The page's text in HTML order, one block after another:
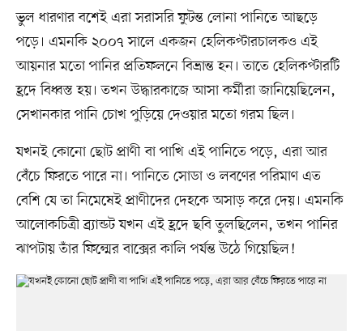
ভুল ধারণার বশেই এরা সরাসরি ফুটন্ত লোনা পানিতে আছড়ে
পড়ে। এমনকি ২০০৭ সালে একজন হেলিকপ্টারচালকও এই
আয়নার মতো পানির প্রতিফলনে বিভ্রান্ত হন। তাতে হেলিকপ্টারটি
হ্রদে বিধ্বস্ত হয়। তখন উদ্ধারকাজে আসা কর্মীরা জানিয়েছিলেন,
সেখানকার পানি চোখ পুড়িয়ে দেওয়ার মতো গরম ছিল।
যখনই কোনো ছোট প্রাণী বা পাখি এই পানিতে পড়ে, এরা আর
বেঁচে ফিরতে পারে না। পানিতে সোডা ও লবণের পরিমাণ এত
বেশি যে তা নিমেষেই প্রাণীদের দেহকে অসাড় করে দেয়। এমনকি
আলোকচিত্রী ব্র্যান্ডট যখন এই হ্রদে ছবি তুলছিলেন, তখন পানির
ঝাপটায় তাঁর ফিল্মের বাক্সের কালি পর্যন্ত উঠে গিয়েছিল!